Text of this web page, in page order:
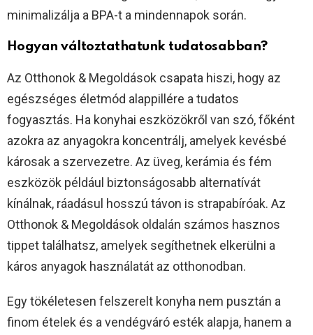
minimalizálja a BPA-t a mindennapok során.
Hogyan változtathatunk tudatosabban?
Az Otthonok & Megoldások csapata hiszi, hogy az
egészséges életmód alappillére a tudatos
fogyasztás. Ha konyhai eszközökről van szó, főként
azokra az anyagokra koncentrálj, amelyek kevésbé
károsak a szervezetre. Az üveg, kerámia és fém
eszközök például biztonságosabb alternatívát
kínálnak, ráadásul hosszú távon is strapabíróak. Az
Otthonok & Megoldások oldalán számos hasznos
tippet találhatsz, amelyek segíthetnek elkerülni a
káros anyagok használatát az otthonodban.
Egy tökéletesen felszerelt konyha nem pusztán a
finom ételek és a vendégváró esték alapja, hanem a